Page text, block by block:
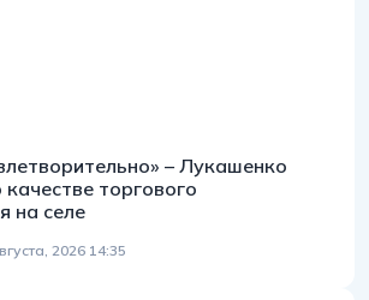
– Лукашенко
торгового
на селе
2026 14:35